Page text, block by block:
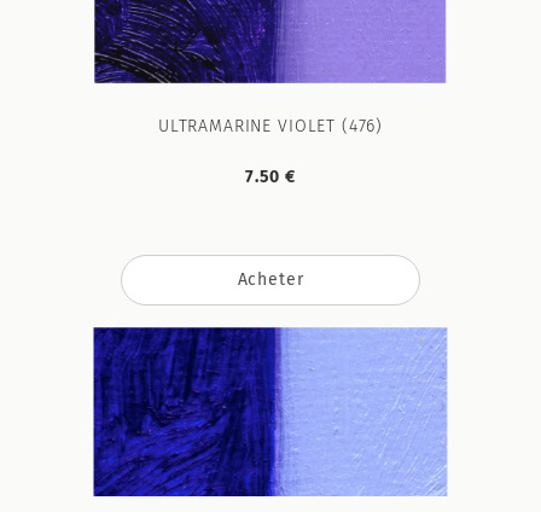
ULTRAMARINE VIOLET (476)
7.50 €
Acheter